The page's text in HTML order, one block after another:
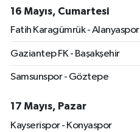
16 Mayıs, Cumartesi
Fatih Karagümrük - Alanyaspor
Gaziantep FK - Başakşehir
Samsunspor - Göztepe
17 Mayıs, Pazar
Kayserispor - Konyaspor